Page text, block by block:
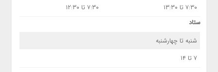
۷:۳۰ تا ۱۳:۳۰
۷:۳۰ تا ۱۲:۳۰
ستاد
شنبه تا چهارشنبه
۷ تا ۱۴